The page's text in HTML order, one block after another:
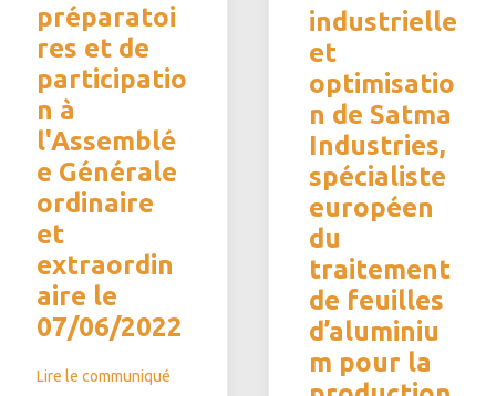
préparatoi
res et de
participatio
n à
l'Assemblé
e Générale
ordinaire
et
extraordin
aire le
07/06/2022
Lire le communiqué
industrielle
et
optimisatio
n de Satma
Industries,
spécialiste
européen
du
traitement
de feuilles
d’aluminiu
m pour la